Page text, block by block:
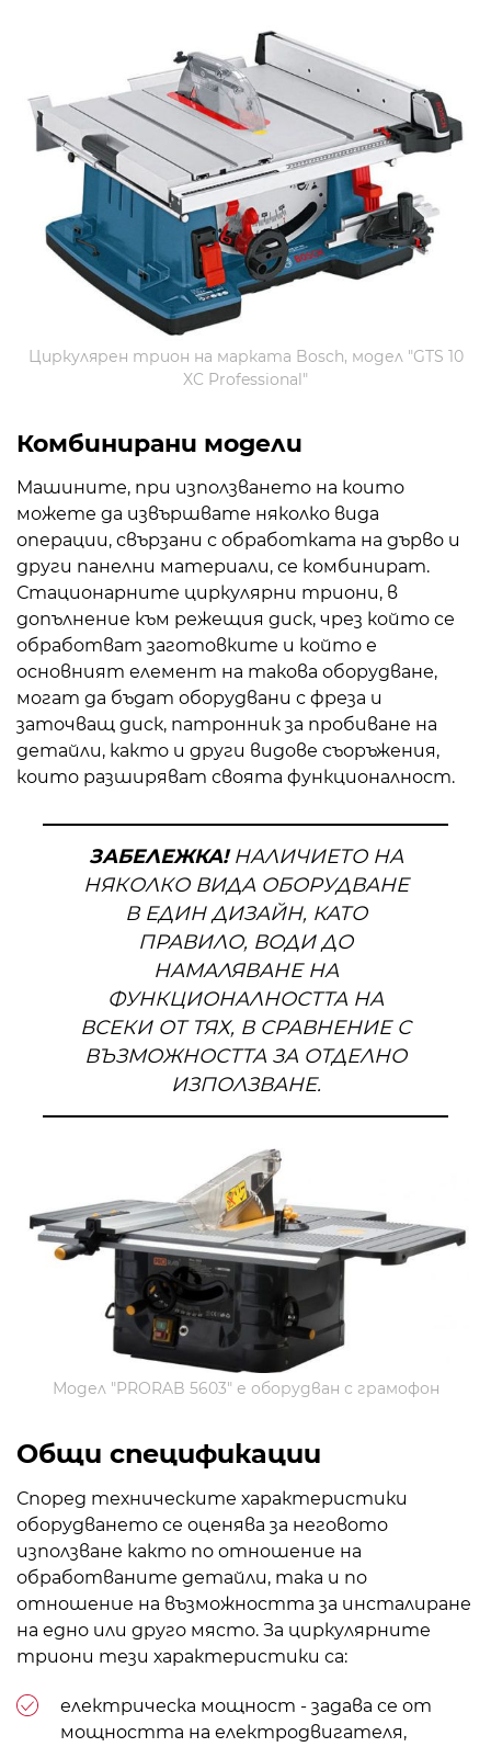
Циркулярен трион на марката Bosch, модел "GTS 10
XC Professional"
Комбинирани модели
Машините, при използването на които
можете да извършвате няколко вида
операции, свързани с обработката на дърво и
други панелни материали, се комбинират.
Стационарните циркулярни триони, в
допълнение към режещия диск, чрез който се
обработват заготовките и който е
основният елемент на такова оборудване,
могат да бъдат оборудвани с фреза и
заточващ диск, патронник за пробиване на
детайли, както и други видове съоръжения,
които разширяват своята функционалност.
ЗАБЕЛЕЖКА!НАЛИЧИЕТО НА
НЯКОЛКО ВИДА ОБОРУДВАНЕ
В ЕДИН ДИЗАЙН, КАТО
ПРАВИЛО, ВОДИ ДО
НАМАЛЯВАНЕ НА
ФУНКЦИОНАЛНОСТТА НА
ВСЕКИ ОТ ТЯХ, В СРАВНЕНИЕ С
ВЪЗМОЖНОСТТА ЗА ОТДЕЛНО
ИЗПОЛЗВАНЕ.
Модел "PRORAB 5603" е оборудван с грамофон
Общи спецификации
Според техническите характеристики
оборудването се оценява за неговото
използване както по отношение на
обработваните детайли, така и по
отношение на възможността за инсталиране
на едно или друго място. За циркулярните
триони тези характеристики са:
електрическа мощност - задава се от
мощността на електродвигателя,